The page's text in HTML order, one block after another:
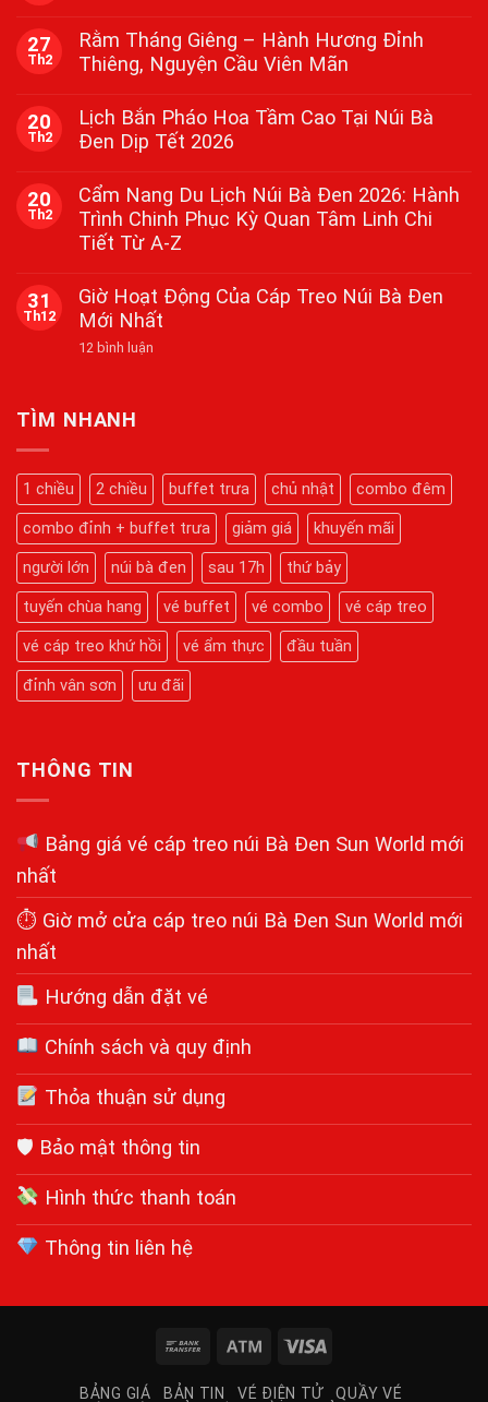
bình
luận
ở
Bà
Tại
Núi
Tây
Ninh
2026
27
Th2
Rằm Tháng Giêng – Hành Hương Đỉnh
Thiêng, Nguyện Cầu Viên Mãn
có
bình
luận
Tháng
Giêng
Hành
Hương
Thiêng,
Nguyện
Cầu
Mãn
20
Th2
Lịch Bắn Pháo Hoa Tầm Cao Tại Núi Bà
Đen Dịp Tết 2026
có
bình
luận
ở
Lịch
Hoa
Tầm
Cao
Tại
Dịp
Tết
20
Th2
Cẩm Nang Du Lịch Núi Bà Đen 2026: Hành
Trình Chinh Phục Kỳ Quan Tâm Linh Chi
Tiết Từ A-Z
có
bình
luận
Cẩm
Núi
Bà
Hành
Trình
Chinh
Phục
Kỳ
Quan
Tâm
Linh
Chi
Tiết
Từ
A-
31
Th12
Giờ Hoạt Động Của Cáp Treo Núi Bà Đen
Mới Nhất
12 bình luận
Bà
Đen
Mới
Nhất
TÌM NHANH
1 chiều 2 chiều buffet trưa chủ nhật
combo đêm
combo đỉnh + buffet trưa
giảm giá
khuyến mãi
người lớn
núi bà đen sau 17h
thứ bảy
tuyến chùa hang
vé buffet vé combo
vé cáp treo
vé cáp treo khứ hồi
vé ẩm thực
đầu tuần
đỉnh vân sơn
ưu đãi
THÔNG TIN
Bảng giá vé cáp treo núi Bà Đen Sun World mới
nhất
⏱ Giờ mở cửa cáp treo núi Bà Đen Sun World mới
nhất
Hướng dẫn đặt vé
Chính sách và quy định
Thỏa thuận sử dụng
🛡 Bảo mật thông tin
Hình thức thanh toán
Thông tin liên hệ
Bank
Atm Visa
BẢNG GIÁ BẢN TIN VÉ ĐIỆN TỬ
QUẦY VÉ